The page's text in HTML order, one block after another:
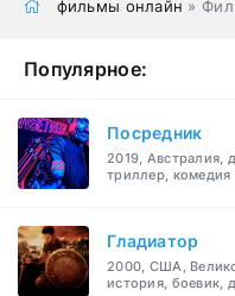
фильмы онлайн »
Популярное:
Посредник
2019, Австралия,
триллер, комедия
Гладиатор
2000, США,
история, боевик,